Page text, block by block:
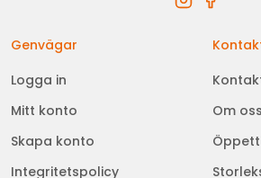
Genvägar
Logga in
Mitt konto
Skapa konto
Integritetspolicy
Om oss